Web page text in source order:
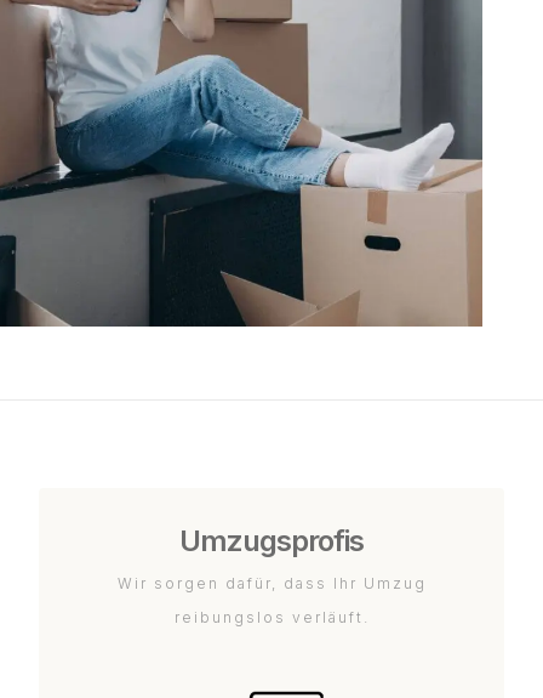
Umzugsprofis
Wir sorgen dafür, dass Ihr Umzug
reibungslos verläuft.